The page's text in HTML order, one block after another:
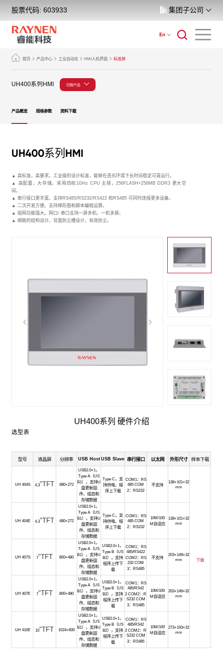
股票代码: 603933 集团子公司
En
首页 产品中心 工业自动化 HMI人机界面 标准屏
UH400系列HMI 切换产品
产品概览 规格参数 资料下载
UH400系列HMI
▲ 高标准，高要求。工业级的设计标准，能够在恶劣环境下长时间稳定可靠运行。
▲ 高配置，大存储。采用四核1GHz CPU 主频，256FLASH+256MB DDR3 更大空
间。
▲ 串行接口更丰富。支持RS485/RS232/RS422 和RS485 可同时连接更多设备。
▲ 二次开发方便。支持梯形图和脚本编程运算。
▲ 组网功能强大。网口/ 串口支持一屏多机、一机多屏。
▲ 细致的结构设计。背面防尘槽设计，有效防尘。
UH400系列 硬件介绍
选型表
型号 液晶屏 分辨率 USB Host USB Slave 串行接口 以太网 外形尺寸 样本下载
UH 404S 4.3"TFT 480×272
USB2.0×1，
Type A（US
B1），支持U
盘更新固
件、组态和
存储数据
Type C，支
持供电、程
序上下载
COM1：RS
485 COM
2：RS232
不支持
138×101×32
mm
下载
UH 404E 4.3"TFT 480×272
USB2.0×1，
Type A（US
B1），支持U
盘更新固
件、组态和
存储数据
Type C，支
持供电、程
序上下载
COM1：RS
485 COM
2：RS232
10M/100
M自适应
138×101×32
mm
UH 407S 7"TFT 800×480
USB2.0×1，
Type A（US
B1），支持U
盘更新固
件、组态和
存储数据
USB2.0×1，
Type B（US
B2），支持
程序上传下
载
COM1：RS
485/RS422
COM2：RS
232COM
3：RS485
不支持
203×149×32
mm
UH 407E 7"TFT 800×480
USB2.0×1，
Type A（US
B1），支持U
盘更新固
件、组态和
存储数据
USB2.0×1，
Type B（US
B2），支持
程序上传下
载
COM1：RS
485/RS42
2 COM2：R
S232 COM
3：RS485
10M/100
M自适应
203×149×32
mm
UH 410E 10"TFT 1024×600
USB2.0×1，
Type A（US
B1），支持U
盘更新固
件、组态和
存储数据
USB2.0×1，
Type B（US
B2），支持
程序上传下
载
COM1：RS
485/RS42
2 COM2：R
S232 COM
3：RS485
10M/100
M自适应
273×193×32
mm